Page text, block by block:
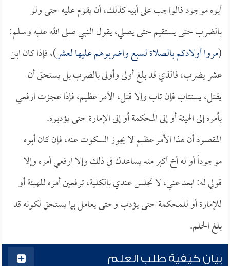
أبوه موجود فالواجب على أبيه كذلك، أن يقوم عليه حتى ولو
بالضرب حتى يستقيم حتى يصلي، يقول النبي صلى الله عليه وسلم:
(مروا أولادكم بالصلاة لسبع واضربوهم عليها لعشر)، فإذا كان ابن
عشر يضرب، فالذي قد بلغ أولى وأولى بالضرب بل يستحق أن
يقتل، يستتاب فإن تاب وإلا قتل، الأمر عظيم، فإذا عجزت ارفعي
بأمره إلى الهيئة أو إلى المحكمة أو إلى الإمارة حتى يؤدبوه.
المقصود أن هذا الأمر عظيم لا يجوز السكوت عنه، فإن كان أبوه
موجوداً أو له أخ أكبر منه يساعدك في ذلك وإلا ارفعي أمره وإلا
قولي له: ابعد عني، لا تجلس عندي بالكلية، ترفعين أمره للهيئة أو
للإمارة أو للمحكمة حتى يؤدب وحتى يعامل بما يستحق لكونه قد
بلغ الحلم.
بيان كيفية طلب العلم